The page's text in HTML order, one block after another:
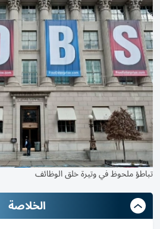
تباطؤ ملحوظ في وتيرة خلق الوظائف
الخلاصة